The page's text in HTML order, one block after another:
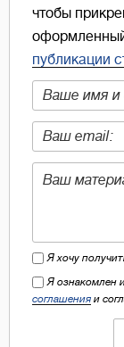
чтобы
публикации
Я хочу
Я ознакомлен
соглашения и